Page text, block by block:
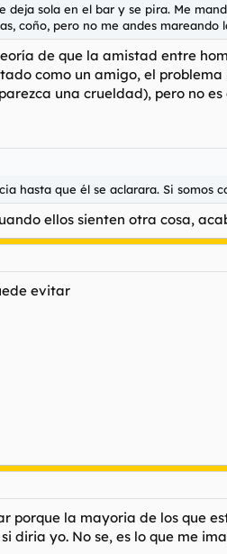
deja sola en el bar y se pira. Me
coño, pero no me andes mareando
de que la amistad entre
como un amigo, el
una crueldad), pero no
hasta que él se aclarara. Si somos
ellos sienten otra cosa,
evitar
porque la mayoria de los que
diria yo. No se, es lo que me